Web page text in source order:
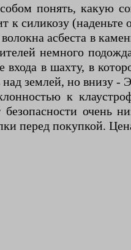
понять, какую
к силикозу
асбеста в
немного
в шахту, в
землей, но внизу -
к
очень
перед покупкой.